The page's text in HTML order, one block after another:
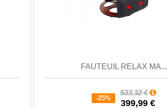
FAUTEUIL RELAX MA...
-25%
533,32 €
399,99 €